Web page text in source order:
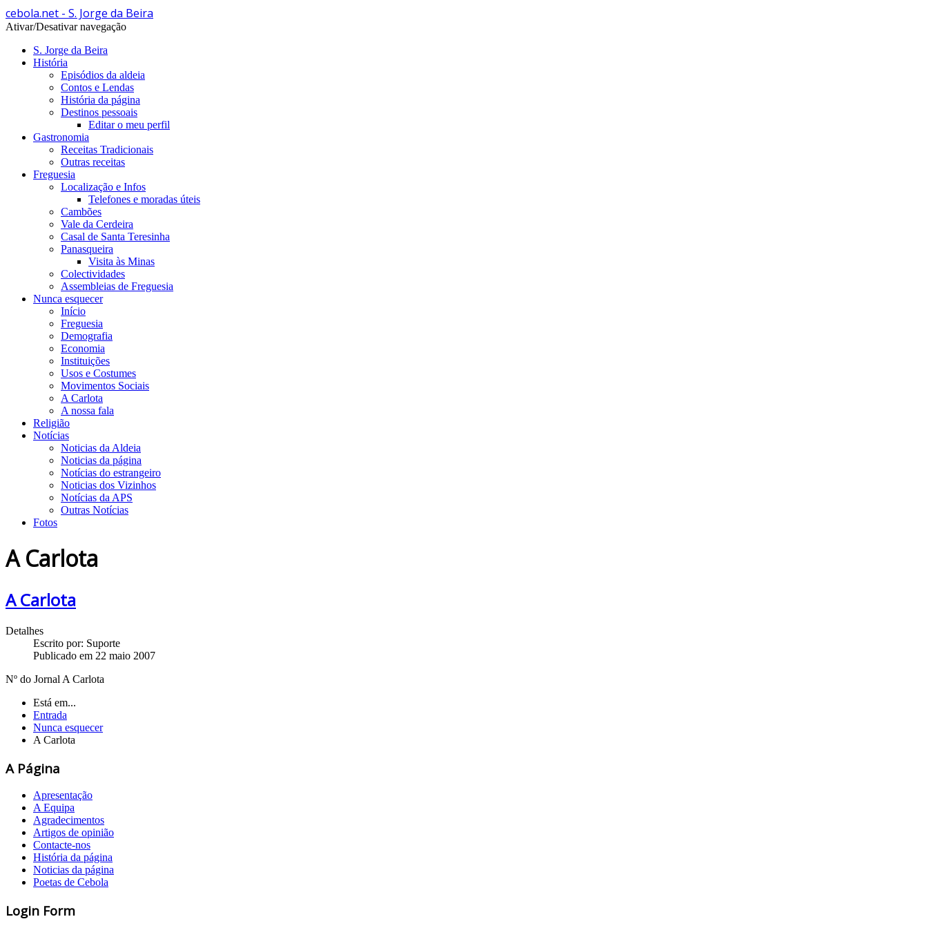
cebola.net - S. Jorge da Beira
Ativar/Desativar navegação
S. Jorge da Beira
História
Episódios da aldeia
Contos e Lendas
História da página
Destinos pessoais
Editar o meu perfil
Gastronomia
Receitas Tradicionais
Outras receitas
Freguesia
Localização e Infos
Telefones e moradas úteis
Cambões
Vale da Cerdeira
Casal de Santa Teresinha
Panasqueira
Visita às Minas
Colectividades
Assembleias de Freguesia
Nunca esquecer
Início
Freguesia
Demografia
Economia
Instituições
Usos e Costumes
Movimentos Sociais
A Carlota
A nossa fala
Religião
Notícias
Noticias da Aldeia
Noticias da página
Notícias do estrangeiro
Noticias dos Vizinhos
Notícias da APS
Outras Notícias
Fotos
A Carlota
A Carlota
Detalhes
Escrito por: Suporte
Publicado em 22 maio 2007
Nº do Jornal A Carlota
Está em...
Entrada
Nunca esquecer
A Carlota
A Página
Apresentação
A Equipa
Agradecimentos
Artigos de opinião
Contacte-nos
História da página
Noticias da página
Poetas de Cebola
Login Form